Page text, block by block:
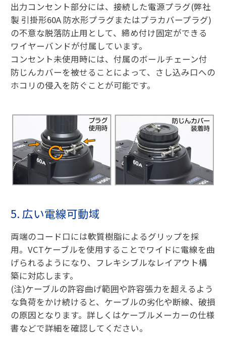
出力コンセント部分には、接続した電源プラグ(弊社
製 引掛形60A 防水形プラグまたはプラカバープラグ)
の不意な脱落防止用として、締め付け固定ができる
ワイヤーバンドが付属しています。
コンセント未使用時には、付属のボールチェーン付
防じんカバーを被せることによって、さし込み口への
ホコリの侵入を防ぐことが可能です。
5. 広い電線可動域
両端のコード口には軟質樹脂によるグリップを採
用。VCTケーブルを使用することでワイドに電線を曲
げられるようになり、フレキシブルなレイアウト構
築に対応します。
(注)ケーブルの許容曲げ範囲や許容張力を超えるよう
な負荷をかけ続けると、ケーブルの劣化や断線、破損
の原因となります。詳しくはケーブルメーカーの仕様
書などで詳細を確認してください。